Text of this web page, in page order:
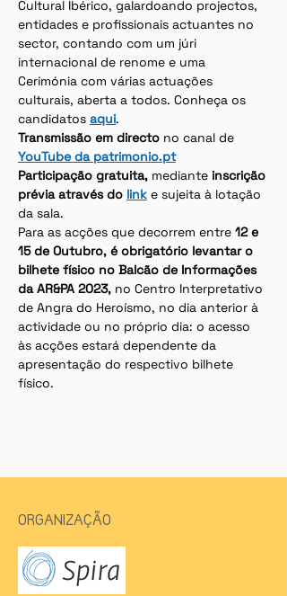
Cultural Ibérico, galardoando projectos,
entidades e profissionais actuantes no
sector, contando com um júri
internacional de renome e uma
Cerimónia com várias actuações
culturais, aberta a todos. Conheça os
candidatos aqui.
Transmissão em directo no canal de
YouTube da patrimonio.pt
Participação gratuita, mediante inscrição
prévia através do link e sujeita à lotação
da sala.
Para as acções que decorrem entre 12 e
15 de Outubro, é obrigatório levantar o
bilhete físico no Balcão de Informações
da AR&PA 2023, no Centro Interpretativo
de Angra do Heroísmo, no dia anterior à
actividade ou no próprio dia: o acesso
às acções estará dependente da
apresentação do respectivo bilhete
físico.
ORGANIZAÇÃO